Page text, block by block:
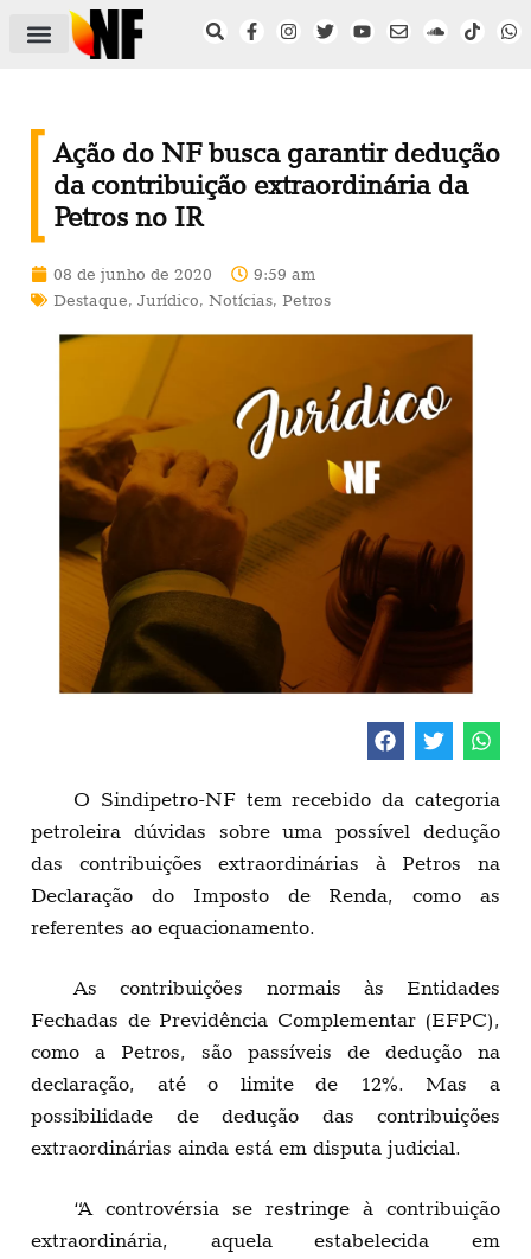
Ação do NF busca garantir dedução
da contribuição extraordinária da
Petros no IR
08 de junho de 2020
9:59 am
Destaque, Jurídico, Notícias, Petros
O Sindipetro-NF tem recebido da categoria
petroleira dúvidas sobre uma possível dedução
das contribuições extraordinárias à Petros na
Declaração do Imposto de Renda, como as
referentes ao equacionamento.
As contribuições normais às Entidades
Fechadas de Previdência Complementar (EFPC),
como a Petros, são passíveis de dedução na
declaração, até o limite de 12%. Mas a
possibilidade de dedução das contribuições
extraordinárias ainda está em disputa judicial.
“A controvérsia se restringe à contribuição
extraordinária, aquela estabelecida em